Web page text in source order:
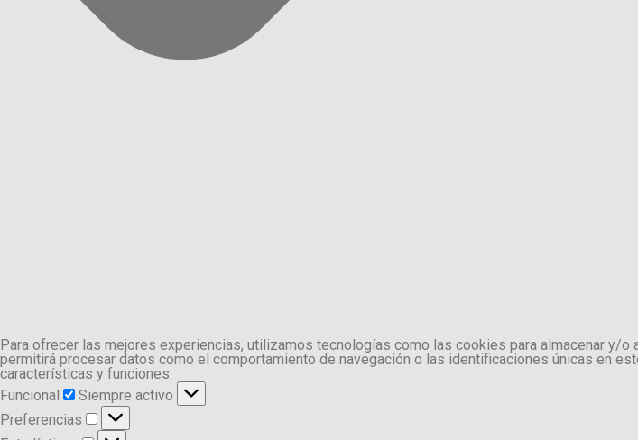
Para ofrecer las mejores experiencias, utilizamos tecnologías como las cookies para almacenar
permitirá procesar datos como el comportamiento de navegación o las identificaciones únicas en
características y funciones.
Funcional
Funcional
Siempre activo
Preferencias
Preferencias
Estadísticas